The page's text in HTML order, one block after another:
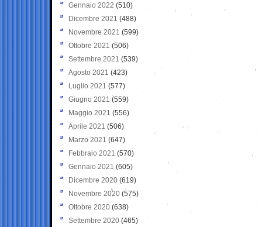
Gennaio 2022 (510)
Dicembre 2021 (488)
Novembre 2021 (599)
Ottobre 2021 (506)
Settembre 2021 (539)
Agosto 2021 (423)
Luglio 2021 (577)
Giugno 2021(559)
Maggio 2021 (556)
Aprile 2021 (506)
Marzo 2021 (647)
Febbraio 2021 (570)
Gennaio 2021 (605)
Dicembre 2020 (619)
Novembre 2020 (575)
Ottobre 2020 (638)
Settembre 2020(465)